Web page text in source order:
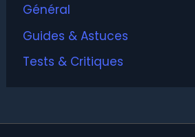
Général
Guides & Astuces
Tests & Critiques